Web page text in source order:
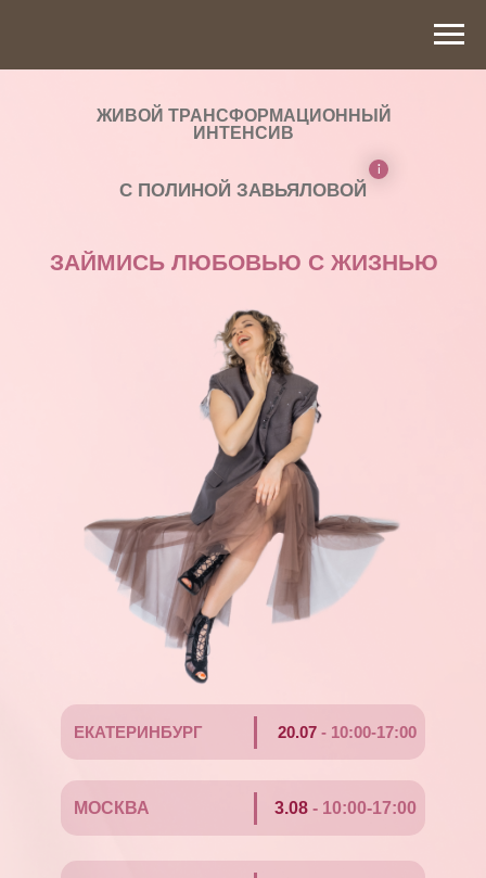
МОСКВА
ЕКАТЕРИНБУРГ 20.07 - 10:00-17:00
3.08 - 10:00-17:00
ЗАЙМИСЬ ЛЮБОВЬЮ С ЖИЗНЬЮ
ЖИВОЙ ТРАНСФОРМАЦИОННЫЙ
ИНТЕНСИВ
С ПОЛИНОЙ ЗАВЬЯЛОВОЙ